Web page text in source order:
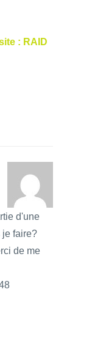
: RAID
d'une
je faire?
de me